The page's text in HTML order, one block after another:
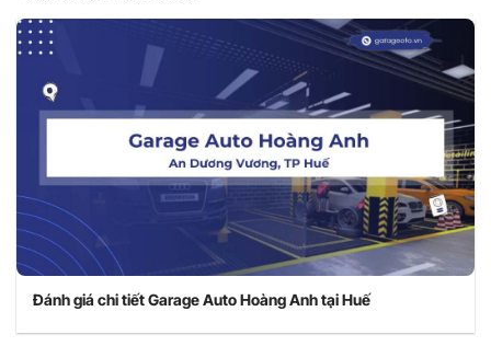
Đánh giá chi tiết Garage Auto Hoàng Anh tại Huế